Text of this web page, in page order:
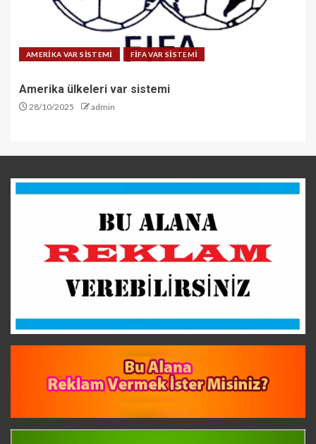
AMERİKA VAR SİSTEMİ FİFA VAR SİSTEMİ
Amerika ülkeleri var sistemi
28/10/2025 admin